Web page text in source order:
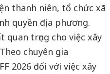
thanh niên, tổ chức xã
quyền địa phương.
trọng cho việc xây
chuyên gia
2026 đối với việc xây